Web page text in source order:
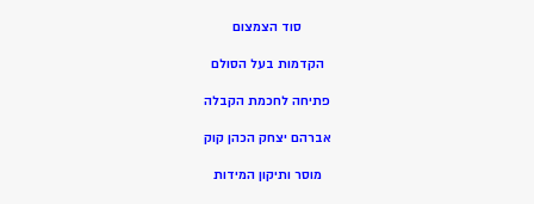
סוד הצמצום
הקדמות בעל הסולם
פתיחה לחכמת הקבלה
אברהם יצחק הכהן קוק
מוסר ותיקון המידות